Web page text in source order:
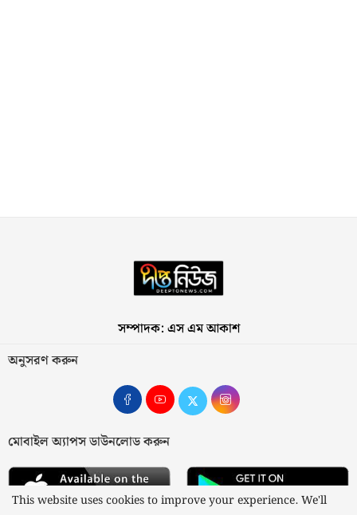
সম্পাদক: এস এম আকাশ
অনুসরণ করুন
মোবাইল অ্যাপস ডাউনলোড করুন
This website uses cookies to improve your experience. We'll